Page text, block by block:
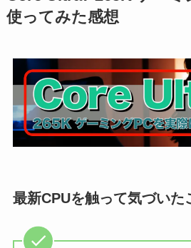
使ってみた感想
最新CPUを触って気づいた